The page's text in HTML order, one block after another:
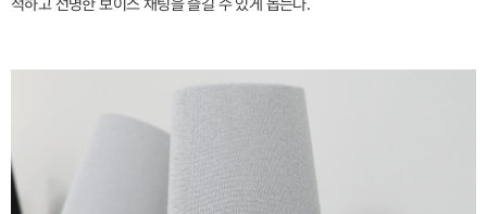
적하고 선명한 보이스 채팅을 즐길 수 있게 돕는다.